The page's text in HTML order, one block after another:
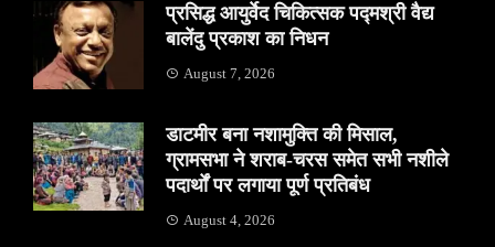
प्रसिद्ध आयुर्वेद चिकित्सक पद्मश्री वैद्य
बालेंदु प्रकाश का निधन
August 7, 2026
डाटमीर बना नशामुक्ति की मिसाल,
ग्रामसभा ने शराब-चरस समेत सभी नशीले
पदार्थों पर लगाया पूर्ण प्रतिबंध
August 4, 2026